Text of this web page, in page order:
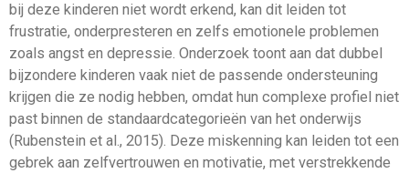
bij deze kinderen niet wordt erkend, kan dit leiden tot
frustratie, onderpresteren en zelfs emotionele problemen
zoals angst en depressie. Onderzoek toont aan dat dubbel
bijzondere kinderen vaak niet de passende ondersteuning
krijgen die ze nodig hebben, omdat hun complexe profiel niet
past binnen de standaardcategorieën van het onderwijs
(Rubenstein et al., 2015). Deze miskenning kan leiden tot een
gebrek aan zelfvertrouwen en motivatie, met verstrekkende